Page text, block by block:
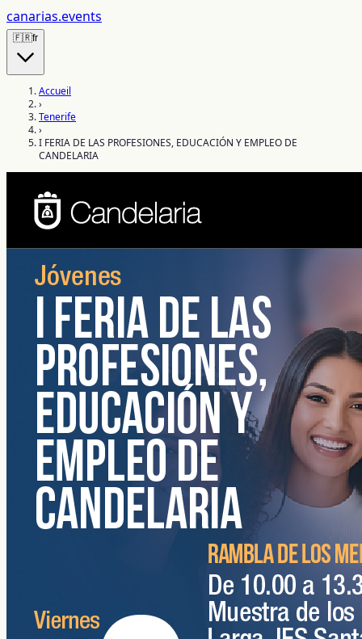
canarias.events
🇫🇷fr
Accueil
›
Tenerife
›
I FERIA DE LAS PROFESIONES, EDUCACIÓN Y EMPLEO DE
CANDELARIA